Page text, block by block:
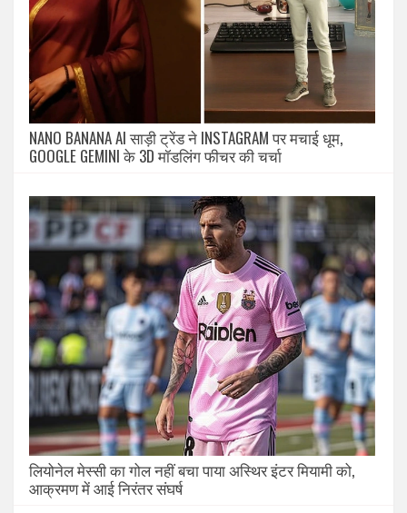
NANO BANANA AI साड़ी ट्रेंड ने INSTAGRAM पर मचाई धूम,
GOOGLE GEMINI के 3D मॉडलिंग फीचर की चर्चा
लियोनेल मेस्सी का गोल नहीं बचा पाया अस्थिर इंटर मियामी को,
आक्रमण में आई निरंतर संघर्ष